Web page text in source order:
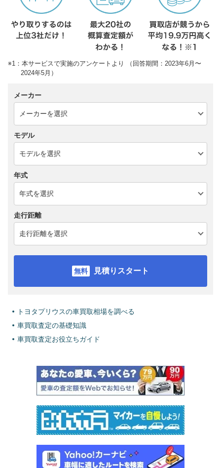
※1：本サービスで実施のアンケートより （回答期間：2023年6月〜
2024年5月）
メーカー
モデル
年式
走行距離
見積りスタート
トヨタプリウスの車買取相場を調べる
車買取査定の基礎知識
車買取査定お役立ちガイド